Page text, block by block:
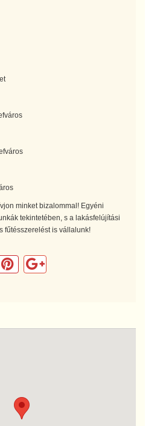
minket bizalommal! Egyéni
tekintetében, s a lakásfelújítási
fűtésszerelést is vállalunk!